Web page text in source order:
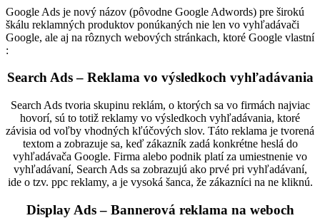
Google Ads je nový názov (pôvodne Google Adwords) pre širokú
škálu reklamných produktov ponúkaných nie len vo vyhľadávači
Google, ale aj na rôznych webových stránkach, ktoré Google vlastní
:
Search Ads – Reklama vo výsledkoch vyhľadávania
Search Ads tvoria skupinu reklám, o ktorých sa vo firmách najviac
hovorí, sú to totiž reklamy vo výsledkoch vyhľadávania, ktoré
závisia od voľby vhodných kľúčových slov. Táto reklama je tvorená
textom a zobrazuje sa, keď zákazník zadá konkrétne heslá do
vyhľadávača Google. Firma alebo podnik platí za umiestnenie vo
vyhľadávaní, Search Ads sa zobrazujú ako prvé pri vyhľadávaní,
ide o tzv. ppc reklamy, a je vysoká šanca, že zákazníci na ne kliknú.
Display Ads – Bannerová reklama na weboch